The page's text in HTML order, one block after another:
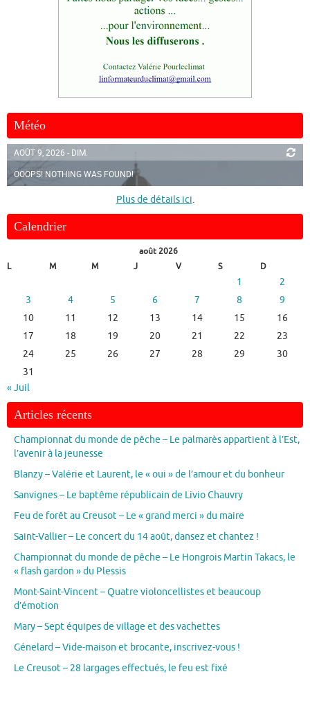
Météo
AOÛT 9, 2026 - DIM.
OOOPS! NOTHING WAS FOUND!
Plus de détails ici.
Calendrier
août 2026
L
M M J V S D
1
2
3
4 5 6 7 8
9
10
11 12 13 14 15
16
17
18 19 20 21 22
23
24
25 26 27 28 29
30
31
« Juil
Articles récents
Championnat du monde de pêche – Le palmarès appartient à l’Est,
l’avenir à la jeunesse
Blanzy – Valérie et Laurent, le « oui » de l’amour et du bonheur
Sanvignes – Le baptême républicain de Livio Chauvry
Feu de forêt au Creusot – Le « grand merci » du maire
Saint-Vallier – Le concert du 14 août, dansez et chantez !
Championnat du monde de pêche – Le Hongrois Martin Takacs, le
« flash gardon » du Plessis
Mont-Saint-Vincent – Quatre violoncellistes et beaucoup
d’émotion
Mary – Sept équipes de village et des vachettes
Génelard – Vide-maison et brocante, inscrivez-vous !
Le Creusot – 28 largages effectués, le feu est fixé